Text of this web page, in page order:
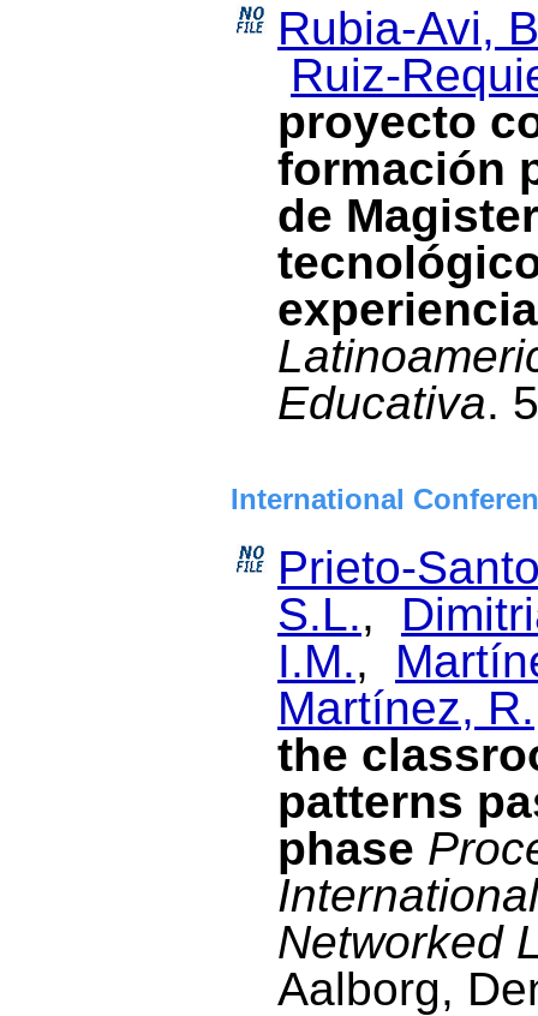
Rubia-Avi,
Ruiz-
proyecto
formación
de
Educativa.
International
Prieto-
S.L.,
I.M.,
Martínez, R.
the
patterns
phase
Networked
Aalborg,